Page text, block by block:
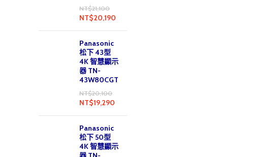
NT$21,100
NT$20,190
Panasonic
松下 43型
4K 智慧顯示
器 TN-
43W80CGT
NT$20,100
NT$19,290
Panasonic
松下 50型
4K 智慧顯示